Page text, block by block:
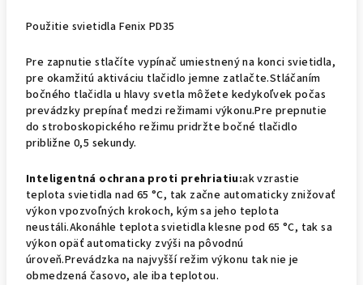
Použitie svietidla Fenix PD35
Pre zapnutie stlačíte vypínač umiestnený na konci svietidla,
pre okamžitú aktiváciu tlačidlo jemne zatlačte.Stláčaním
bočného tlačidla u hlavy svetla môžete kedykoľvek počas
prevádzky prepínať medzi režimami výkonu.Pre prepnutie
do stroboskopického režimu pridržte bočné tlačidlo
približne 0,5 sekundy.
Inteligentná ochrana proti prehriatiu:ak vzrastie
teplota svietidla nad 65 °C, tak začne automaticky znižovať
výkon vpozvoľných krokoch, kým sa jeho teplota
neustáli.Akonáhle teplota svietidla klesne pod 65 °C, tak sa
výkon opäť automaticky zvýši na pôvodnú
úroveň.Prevádzka na najvyšší režim výkonu tak nie je
obmedzená časovo, ale iba teplotou.